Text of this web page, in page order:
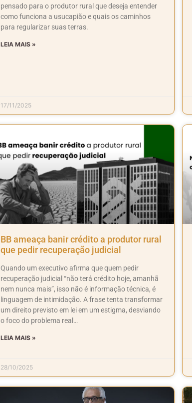
pensado para o produtor rural que deseja entender
como funciona a usucapião e quais os caminhos
para regularizar suas terras.
LEIA MAIS »
17/11/2025
BB ameaça banir crédito a produtor rural
que pedir recuperação judicial
Quando um executivo afirma que quem pedir
recuperação judicial “não terá crédito hoje, amanhã
nem nunca mais”, isso não é informação técnica, é
linguagem de intimidação. A frase tenta transformar
um direito previsto em lei em um estigma, desviando
o foco do problema real…
LEIA MAIS »
28/10/2025